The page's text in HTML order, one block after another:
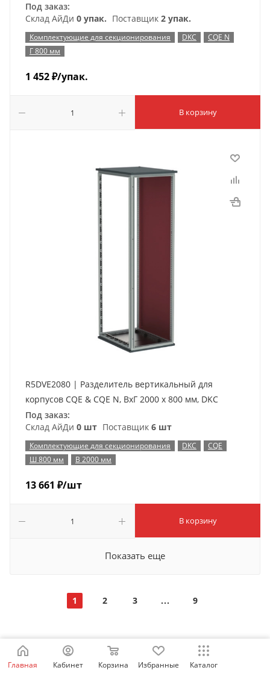
Под заказ:
Склад АйДи 0 упак. Поставщик 2 упак.
Комплектующие для секционирования DKC
CQE N
Г 800 мм
1 452₽/упак.
В корзину
R5DVE2080 | Разделитель вертикальный для
корпусов CQE & CQE N, ВхГ 2000 x 800 мм, DKC
Под заказ:
Склад АйДи 0 шт Поставщик 6 шт
Комплектующие для секционирования DKC
CQE
Ш 800 мм
В 2000 мм
13 661 ₽/шт
В корзину
Показать еще
1 2 3 9
Главная Кабинет Корзина Избранные Каталог